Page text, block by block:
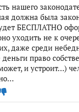
нашего
должна была
БЕСПЛАТНО
уходить не к
даже среди
право
и устроит…)